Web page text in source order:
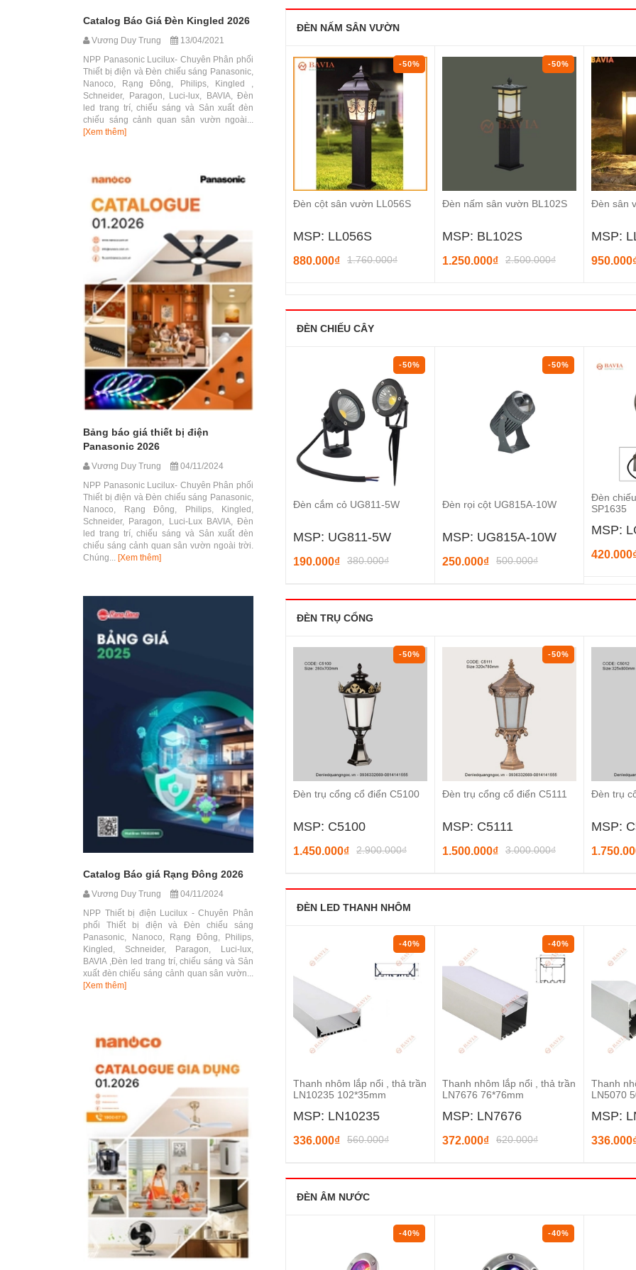
Catalog Báo Giá Đèn Kingled 2026
Vương Duy Trung
13/04/2021
NPP Panasonic Lucilux- Chuyên Phân phối
Thiết bị điện và Đèn chiếu sáng Panasonic,
Nanoco, Rạng Đông, Philips, Kingled ,
Schneider, Paragon, Luci-lux, BAVIA, Đèn
led trang trí, chiếu sáng và Sản xuất đèn
chiếu sáng cảnh quan sân vườn ngoài...
[Xem thêm]
Bảng báo giá thiết bị điện
Panasonic 2026
Vương Duy Trung
04/11/2024
NPP Panasonic Lucilux- Chuyên Phân phối
Thiết bị điện và Đèn chiếu sáng Panasonic,
Nanoco, Rạng Đông, Philips, Kingled,
Schneider, Paragon, Luci-Lux BAVIA, Đèn
led trang trí, chiếu sáng và Sản xuất đèn
chiếu sáng cảnh quan sân vườn ngoài trời.
Chúng...
[Xem thêm]
Catalog Báo giá Rạng Đông 2026
Vương Duy Trung
04/11/2024
NPP Thiết bị điện Lucilux - Chuyên Phân
phối Thiết bị điện và Đèn chiếu sáng
Panasonic, Nanoco, Rạng Đông, Philips,
Kingled, Schneider, Paragon, Luci-lux,
BAVIA ,Đèn led trang trí, chiếu sáng và Sản
xuất đèn chiếu sáng cảnh quan sân vườn...
[Xem thêm]
ĐÈN NẤM SÂN VƯỜN
-50%
Đèn cột sân vườn LL056S
MSP: LL056S
880.000₫ 1.760.000₫
-50%
Đèn nấm sân vườn BL102S
MSP: BL102S
1.250.000₫ 2.500.000₫
Đèn sân
MSP:
ĐÈN CHIẾU CÂY
-50%
Đèn cắm cỏ UG811-5W
MSP: UG811-5W
190.000₫ 380.000₫
-50%
Đèn rọi cột UG815A-10W
MSP: UG815A-10W
250.000₫ 500.000₫
Đèn
SP1635
MSP:
ĐÈN TRỤ CỔNG
-50%
Đèn trụ cổng cổ điển C5100
MSP: C5100
1.450.000₫ 2.900.000₫
-50%
Đèn trụ cổng cổ điển C5111
MSP: C5111
1.500.000₫ 3.000.000₫
Đèn trụ
MSP:
ĐÈN LED THANH NHÔM
-40%
Thanh nhôm lắp nổi , thả trần
LN10235 102*35mm
MSP: LN10235
336.000₫ 560.000₫
-40%
Thanh nhôm lắp nổi , thả trần
LN7676 76*76mm
MSP: LN7676
372.000₫ 620.000₫
Thanh
LN5070
MSP:
ĐÈN ÂM NƯỚC
-40% -40%